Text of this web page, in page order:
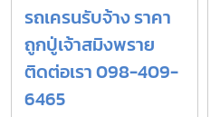
รถเครนรับจ้าง ราคา
ถูกปู่เจ้าสมิงพราย
ติดต่อเรา 098-409-
6465